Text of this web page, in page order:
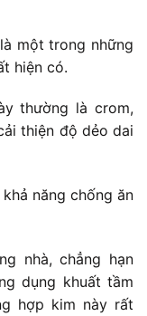
một trong những
hiện có.
thường là crom,
thiện độ dẻo dai
năng chống ăn
nhà, chẳng hạn
dụng khuất tầm
hợp kim này rất